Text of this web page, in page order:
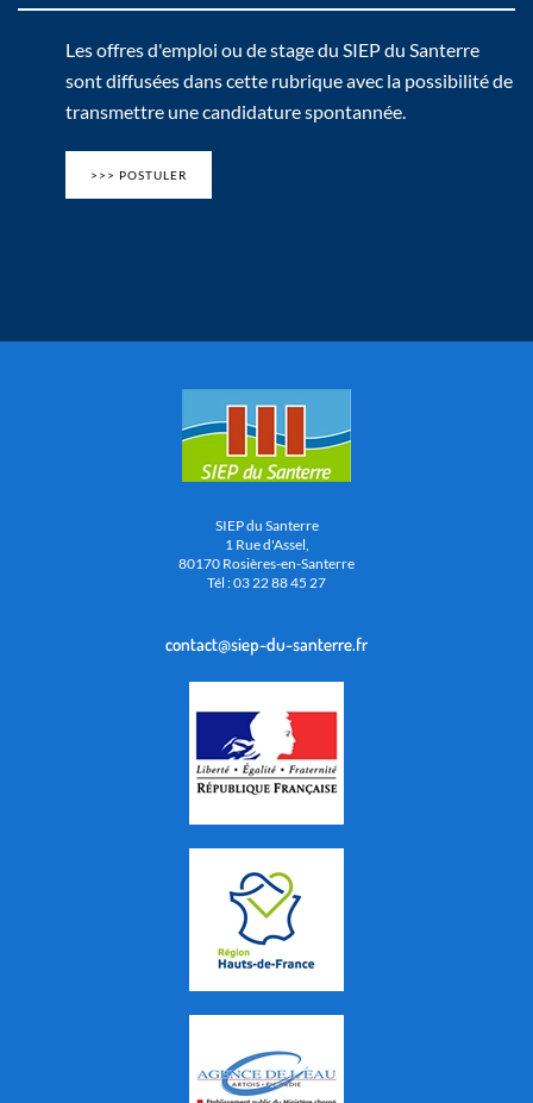
Les offres d'emploi ou de stage du SIEP du Santerre
sont diffusées dans cette rubrique avec la possibilité de
transmettre une candidature spontannée.
>>> POSTULER
SIEP du Santerre
1 Rue d'Assel,
80170 Rosières-en-Santerre
Tél : 03 22 88 45 27